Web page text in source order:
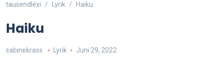
tausendléxi Lyrik Haiku
Haiku
sabinekrass Lyrik Juni 29, 2022